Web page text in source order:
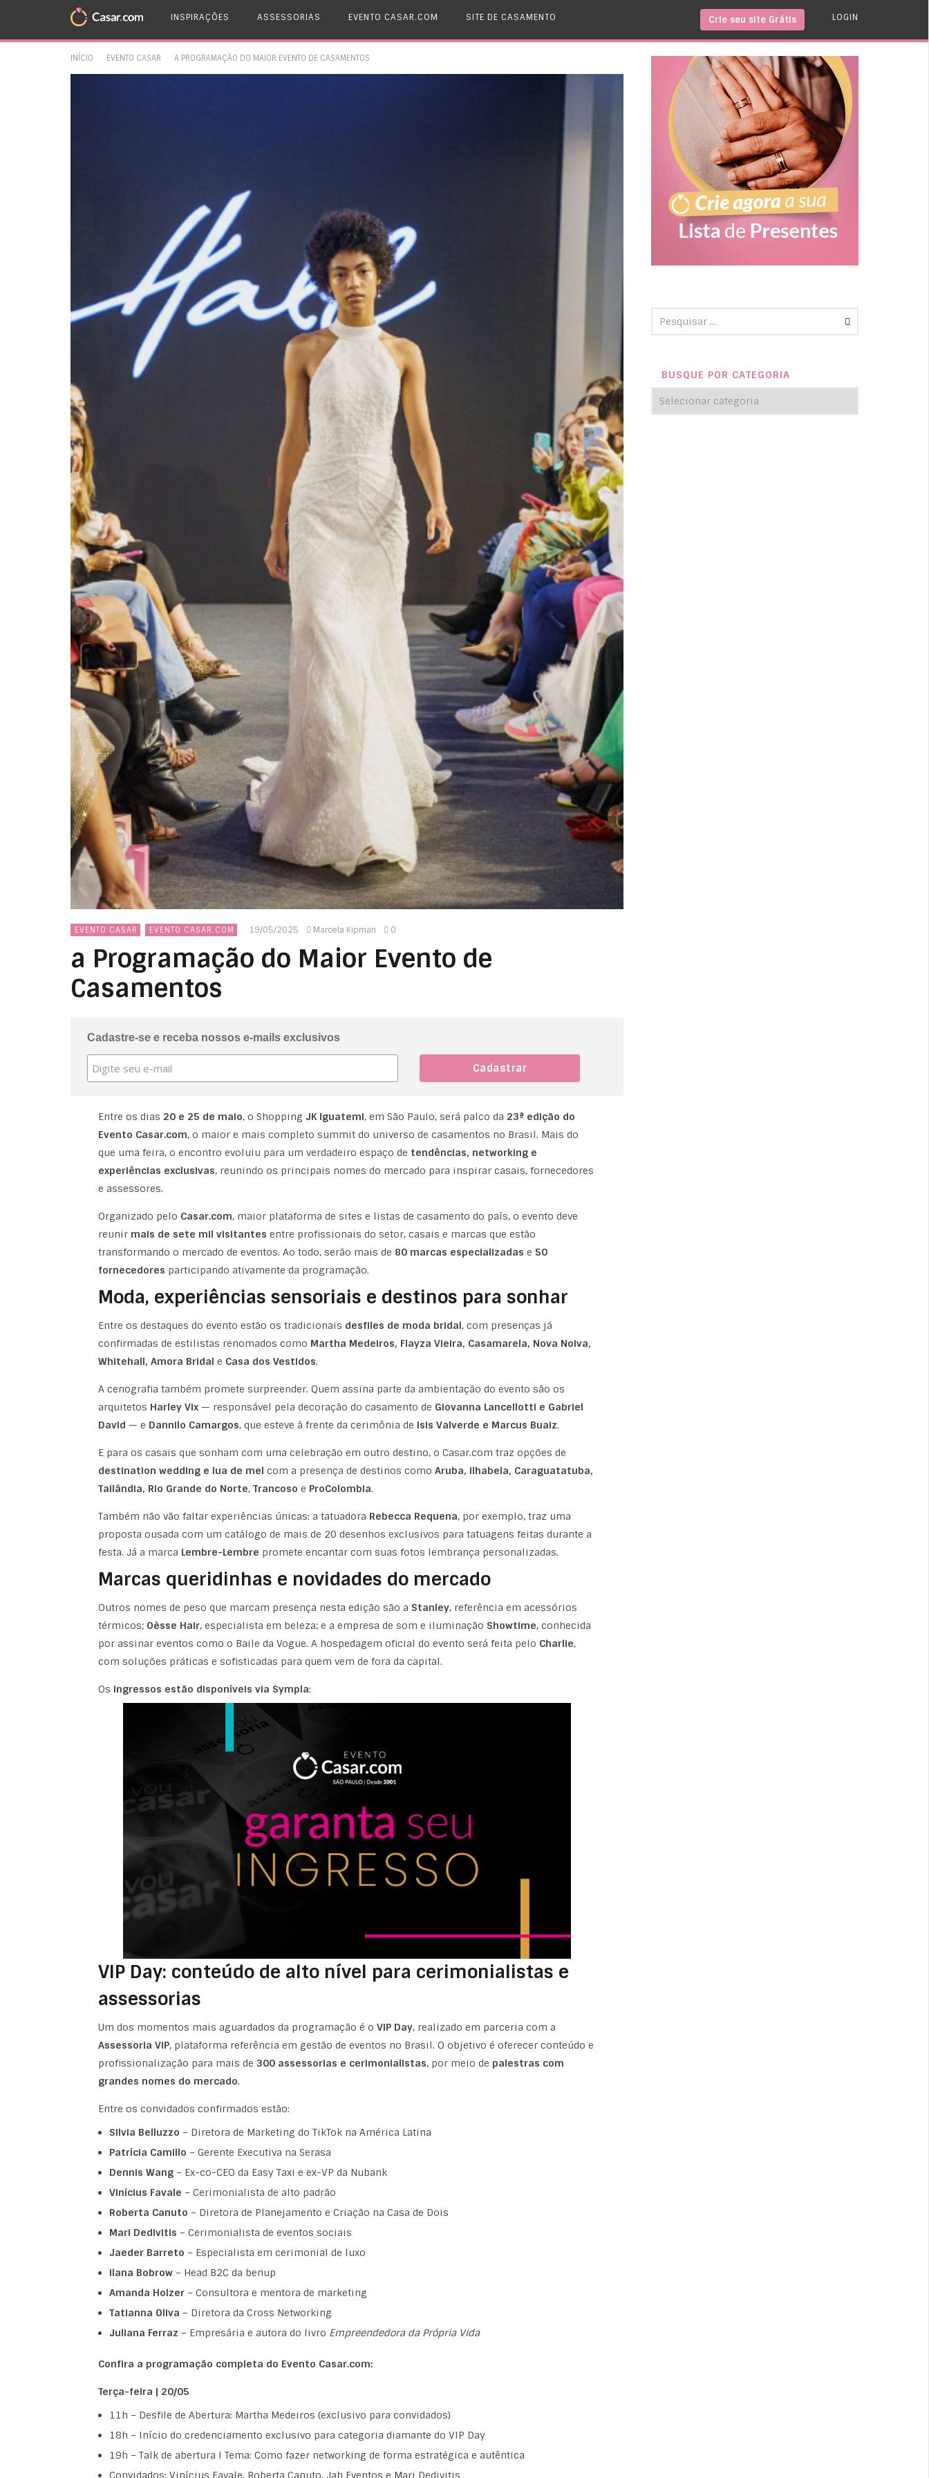
INSPIRAÇÕES ASSESSORIAS EVENTO CASAR.COM SITE DE CASAMENTO LOGIN
Crie seu site Grátis
INÍCIO EVENTO CASAR A PROGRAMAÇÃO DO MAIOR EVENTO DE CASAMENTOS
EVENTO CASAR EVENTO CASAR.COM 19/05/2025 Marcela Kipman 0
a Programação do Maior Evento de
Casamentos
Cadastre-se e receba nossos e-mails exclusivos
Entre os dias 20 e 25 de maio, o Shopping JK Iguatemi, em São Paulo, será palco da 23ª edição do
Evento Casar.com, o maior e mais completo summit do universo de casamentos no Brasil. Mais do
que uma feira, o encontro evoluiu para um verdadeiro espaço de tendências, networking e
experiências exclusivas, reunindo os principais nomes do mercado para inspirar casais, fornecedores
e assessores.
Organizado pelo Casar.com, maior plataforma de sites e listas de casamento do país, o evento deve
reunir mais de sete mil visitantes entre profissionais do setor, casais e marcas que estão
transformando o mercado de eventos. Ao todo, serão mais de 80 marcas especializadas e 50
fornecedores participando ativamente da programação.
Moda, experiências sensoriais e destinos para sonhar
Entre os destaques do evento estão os tradicionais desfiles de moda bridal, com presenças já
confirmadas de estilistas renomados como Martha Medeiros, Flayza Vieira, Casamarela, Nova Noiva,
Whitehall, Amora Bridal e Casa dos Vestidos.
A cenografia também promete surpreender. Quem assina parte da ambientação do evento são os
arquitetos Harley Vix— responsável pela decoração do casamento de Giovanna Lancellotti e Gabriel
David — e Dannilo Camargos, que esteve à frente da cerimônia de Isis Valverde e Marcus Buaiz.
E para os casais que sonham com uma celebração em outro destino, o Casar.com traz opções de
destination wedding e lua de mel com a presença de destinos como Aruba, Ilhabela, Caraguatatuba,
Tailândia, Rio Grande do Norte, Trancoso e ProColombia.
Também não vão faltar experiências únicas: a tatuadora Rebecca Requena, por exemplo, traz uma
proposta ousada com um catálogo de mais de 20 desenhos exclusivos para tatuagens feitas durante a
festa. Já a marca Lembre-Lembre promete encantar com suas fotos lembrança personalizadas.
Marcas queridinhas e novidades do mercado
Outros nomes de peso que marcam presença nesta edição são a Stanley, referência em acessórios
térmicos; Oèsse Hair, especialista em beleza; e a empresa de som e iluminação Showtime, conhecida
por assinar eventos como o Baile da Vogue. A hospedagem oficial do evento será feita pelo Charlie,
com soluções práticas e sofisticadas para quem vem de fora da capital.
Os ingressos estão disponíveis via Sympla:
VIP Day: conteúdo de alto nível para cerimonialistas e
assessorias
Um dos momentos mais aguardados da programação é o VIP Day, realizado em parceria com a
Assessoria VIP, plataforma referência em gestão de eventos no Brasil. O objetivo é oferecer conteúdo e
profissionalização para mais de 300 assessorias e cerimonialistas, por meio de palestras com
grandes nomes do mercado.
Entre os convidados confirmados estão:
Silvia Belluzzo – Diretora de Marketing do TikTok na América Latina
Patrícia Camillo – Gerente Executiva na Serasa
Dennis Wang– Ex-co-CEO da Easy Taxi e ex-VP da Nubank
Vinícius Favale – Cerimonialista de alto padrão
Roberta Canuto – Diretora de Planejamento e Criação na Casa de Dois
Mari Dedivitis – Cerimonialista de eventos sociais
Jaeder Barreto – Especialista em cerimonial de luxo
Ilana Bobrow– Head B2C da benup
Amanda Holzer– Consultora e mentora de marketing
Tatianna Oliva – Diretora da Cross Networking
Juliana Ferraz – Empresária e autora do livro Empreendedora da Própria Vida
Confira a programação completa do Evento Casar.com:
Terça-feira | 20/05
11h – Desfile de Abertura: Martha Medeiros (exclusivo para convidados)
18h – Início do credenciamento exclusivo para categoria diamante do VIP Day
19h – Talk de abertura I Tema: Como fazer networking de forma estratégica e autêntica
Convidados: Vinícius Favale, Roberta Canuto, Jah Eventos e Mari Dedivitis
BUSQUE POR CATEGORIA